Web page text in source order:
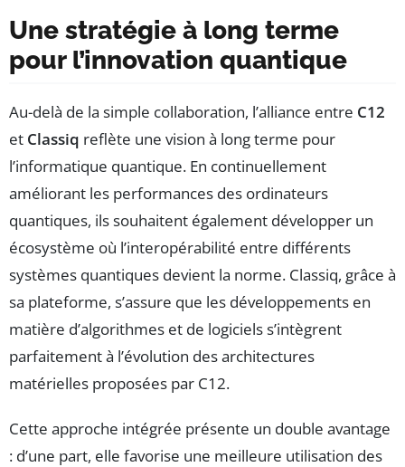
Une stratégie à long terme
pour l’innovation quantique
Au-delà de la simple collaboration, l’alliance entre C12
et Classiq reflète une vision à long terme pour
l’informatique quantique. En continuellement
améliorant les performances des ordinateurs
quantiques, ils souhaitent également développer un
écosystème où l’interopérabilité entre différents
systèmes quantiques devient la norme. Classiq, grâce à
sa plateforme, s’assure que les développements en
matière d’algorithmes et de logiciels s’intègrent
parfaitement à l’évolution des architectures
matérielles proposées par C12.
Cette approche intégrée présente un double avantage
: d’une part, elle favorise une meilleure utilisation des